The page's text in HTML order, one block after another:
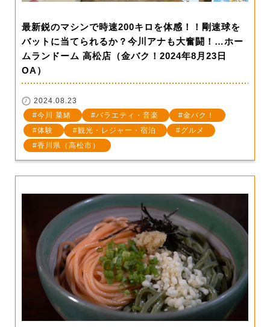
最新鋭のマシンで時速200キロを体感！！剛速球を
バットに当てられるか？今川アナも大奮闘！…ホー
ムランドーム 高松店（金バク！2024年8月23日
OA）
2024.08.23
今川 菜緒
バラエティ・音楽
金バク！
体験
観光・レジャー・宿泊
グルメ
香川県（高松市）